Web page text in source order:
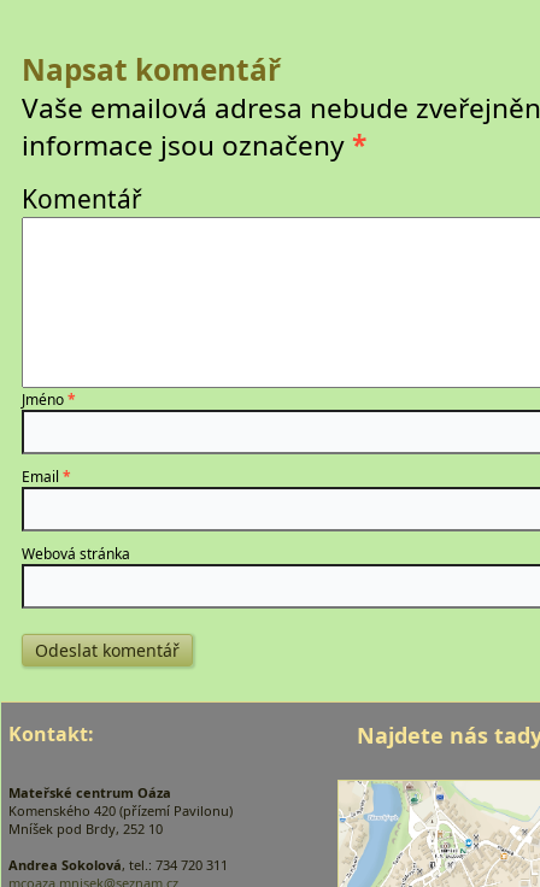
Napsat komentář
Vaše emailová adresa nebude
informace jsou označeny*
Komentář
Jméno*
Email *
Webová stránka
Kontakt:
Mateřské centrum Oáza
Komenského 420 (přízemí Pavilonu)
Mníšek pod Brdy, 252 10
Andrea Sokolová, tel.: 734 720 311
mcoaza.mnisek@seznam.cz
Najdete nás